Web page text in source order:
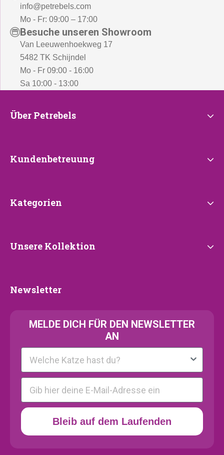
info@petrebels.com
Mo - Fr: 09:00 – 17:00
Besuche unseren Showroom
Van Leeuwenhoekweg 17
5482 TK Schijndel
Mo - Fr 09:00 - 16:00
Sa 10:00 - 13:00
Über
Über Petrebels
Kundenbetreuung
Kundenbetreuung
Kategorien
Kategorien
Unsere
Unsere Kollektion
Newsletter
Newsletter
MELDE DICH FÜR DEN NEWSLETTER
AN
Kattenras
E-mail
Bleib auf dem Laufenden